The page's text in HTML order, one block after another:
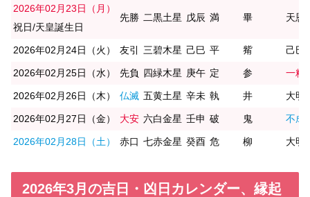
2026年02月23日（月）
祝日/天皇誕生日
先勝 二黒土星 戊辰 満 畢 天恩
2026年02月24日（火） 友引 三碧木星 己巳 平 觜 己巳
2026年02月25日（水） 先負 四緑木星 庚午 定 参 一粒
2026年02月26日（木） 仏滅 五黄土星 辛未 執 井 大明
2026年02月27日（金） 大安 六白金星 壬申 破 鬼 不成
2026年02月28日（土） 赤口 七赤金星 癸酉 危 柳 大明
2026年3月の吉日・凶日カレンダー、縁起